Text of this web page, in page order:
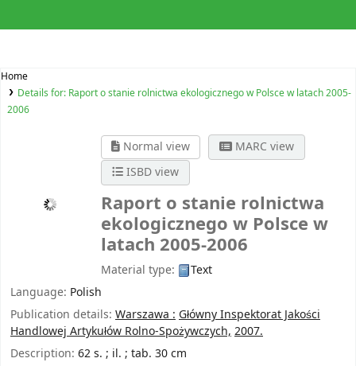
Home
Details for: Raport o stanie rolnictwa ekologicznego w Polsce w latach 2005-
2006
Normal view
MARC view
ISBD view
Raport o stanie rolnictwa
ekologicznego w Polsce w
latach 2005-2006
Material type:
Text
Language: Polish
Publication details: Warszawa : Główny Inspektorat Jakości
Handlowej Artykułów Rolno-Spożywczych, 2007.
Description: 62 s. ; il. ; tab. 30 cm